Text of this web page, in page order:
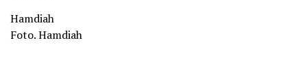
Hamdiah
Foto. Hamdiah